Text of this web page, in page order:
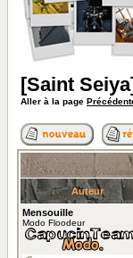
[Saint
Aller à la page
Auteur
Mensouille
Modo Floodeur